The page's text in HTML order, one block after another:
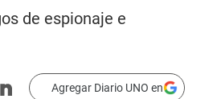
de espionaje e
Agregar Diario UNO en